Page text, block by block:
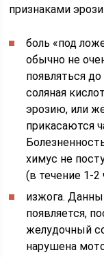
признаками
боль «под
обычно не
появляться
соляная
эрозию, или
прикасаются
химус не
(в течение 1-2
изжога.
появляется,
желудочный
нарушена